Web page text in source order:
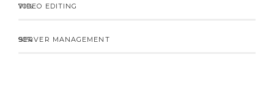
VIDEO EDITING
70%
SERVER MANAGEMENT
90%